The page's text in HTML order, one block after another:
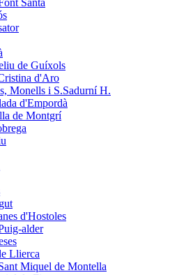
Santa
de Guíxols
d'Aro
Monells i S.Sadurní H.
d'Empordà
de Montgrí
d'Hostoles
alder
Llierca
Miquel de Montella